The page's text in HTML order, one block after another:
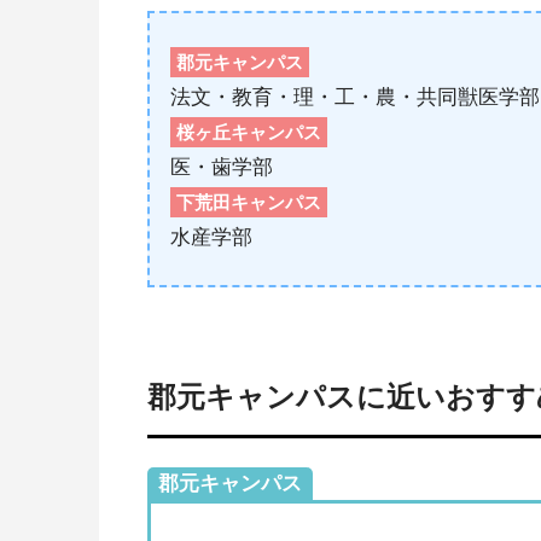
郡元キャンパス
法文・教育・理・工・農・共同獣医学部
桜ヶ丘キャンパス
医・歯学部
下荒田キャンパス
水産学部
郡元キャンパスに近いおす
郡元キャンパス